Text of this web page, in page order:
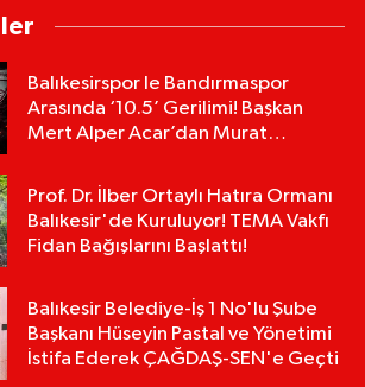
Balıkesirspor le Bandırmaspor
Arasında ‘10.5’ Gerilimi! Başkan
Mert Alper Acar’dan Murat
Prof. Dr. İlber Ortaylı Hatıra Ormanı
Balıkesir'de Kuruluyor! TEMA Vakfı
Fidan Bağışlarını Başlattı!
Balıkesir Belediye-İş 1 No'lu Şube
Başkanı Hüseyin Pastal ve Yönetimi
İstifa Ederek ÇAĞDAŞ-SEN'e Geçti